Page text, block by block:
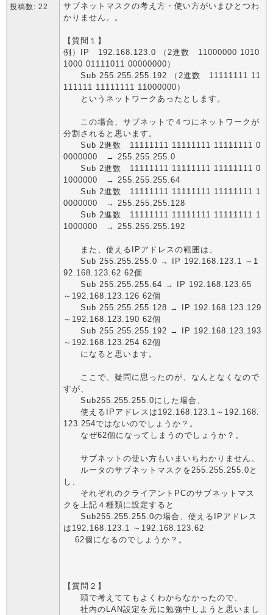
投稿数: 22
サブネットマスクの考え方・使い方がいまひとつわ
かりません。。
【質問１】
例）IP 192.168.123.0 （2進数 11000000 1010
1000 01111011 00000000）
Sub 255.255.255.192 （2進数 11111111 11
111111 11111111 11000000）
というネットワークあったとします。
この場合、サブネットで４つにネットワークが
分割されると思います。
Sub 2進数 11111111 11111111 11111111 0
0000000 → 255.255.255.0
Sub 2進数 11111111 11111111 11111111 0
1000000 → 255.255.255.64
Sub 2進数 11111111 11111111 11111111 1
0000000 → 255.255.255.128
Sub 2進数 11111111 11111111 11111111 1
1000000 → 255.255.255.192
また、使えるIPアドレスの範囲は、
Sub 255.255.255.0 → IP 192.168.123.1 ～1
92.168.123.62 62個
Sub 255.255.255.64 → IP 192.168.123.65
～192.168.123.126 62個
Sub 255.255.255.128 → IP 192.168.123.129
～192.168.123.190 62個
Sub 255.255.255.192 → IP 192.168.123.193
～192.168.123.254 62個
になると思います。
ここで、疑問に思ったのが、なんとなくなので
すが、
Sub255.255.255.0にした場合、
使えるIPアドレスは192.168.123.1～192.168.
123.254ではないのでしょうか？。
なぜ62個になってしまうのでしょうか？。
サブネットの使い方もいまいちわかりません。
ルータのサブネットマスクを255.255.255.0と
し、
それぞれのクライアントPCのサブネットマス
クを上記４種類に設定すると
Sub255.255.255.0の場合、使えるIPアドレス
は192.168.123.1 ～192.168.123.62
62個になるのでしょうか？。
【質問２】
頭で考えててもよくわからなかったので、
社内のLAN設定を元に勉強中しようと思いまし